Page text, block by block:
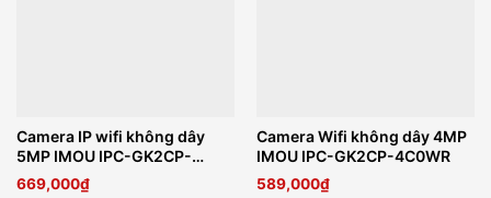
Camera IP wifi không dây
5MP IMOU IPC-GK2CP-
5C0WR
669,000₫
Camera Wifi không dây 4MP
IMOU IPC-GK2CP-4C0WR
589,000₫